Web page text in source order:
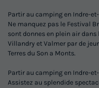
Partir au camping en Indre-
Ne manquez pas le Festival
sont donnes en plein air
Villandry et Valmer par de
Terres du Son a Monts.
Partir au camping en Indre-
Assistez au splendide